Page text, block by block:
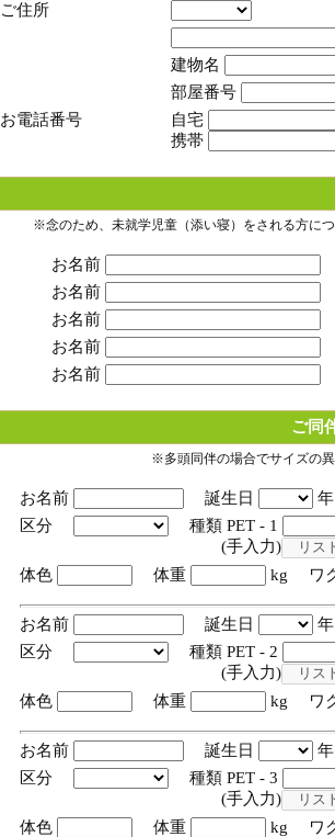
ご住所
建物名
部屋番号
お電話番号
自宅
携帯
※念のため、未就学児童（添い寝）をされる方に
お名前
お名前
お名前
お名前
お名前
ご同
※多頭同伴の場合でサイズの
お名前 誕生日
区分
種類 PET - 1
(手入力)
体色
体重 kg ワ
お名前 誕生日
区分
種類 PET - 2
(手入力)
体色
体重 kg ワ
お名前 誕生日
区分
種類 PET - 3
(手入力)
体色
体重 kg ワ